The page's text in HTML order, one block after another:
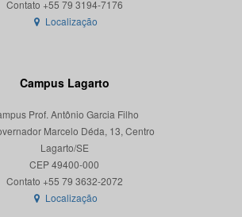
Localização
Campus Lagarto
Prof. Antônio Garcia Filho
Marcelo Déda, 13, Centro
Lagarto/SE
CEP 49400-000
Localização